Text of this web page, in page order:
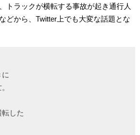
トラックが横転する事故が起き通行人
どから、Twitter上でも大変な話題とな
に
した